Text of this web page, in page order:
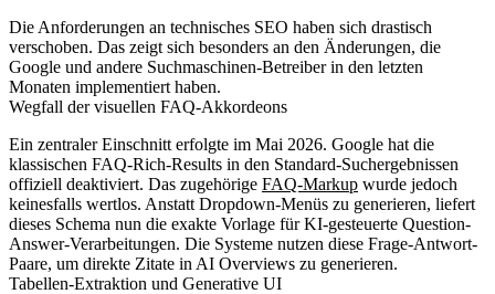
Die Anforderungen an technisches SEO haben sich drastisch
verschoben. Das zeigt sich besonders an den Änderungen, die
Google und andere Suchmaschinen-Betreiber in den letzten
Monaten implementiert haben.
Wegfall der visuellen FAQ-Akkordeons
Ein zentraler Einschnitt erfolgte im Mai 2026. Google hat die
klassischen FAQ-Rich-Results in den Standard-Suchergebnissen
offiziell deaktiviert. Das zugehörige FAQ-Markup wurde jedoch
keinesfalls wertlos. Anstatt Dropdown-Menüs zu generieren, liefert
dieses Schema nun die exakte Vorlage für KI-gesteuerte Question-
Answer-Verarbeitungen. Die Systeme nutzen diese Frage-Antwort-
Paare, um direkte Zitate in AI Overviews zu generieren.
Tabellen-Extraktion und Generative UI